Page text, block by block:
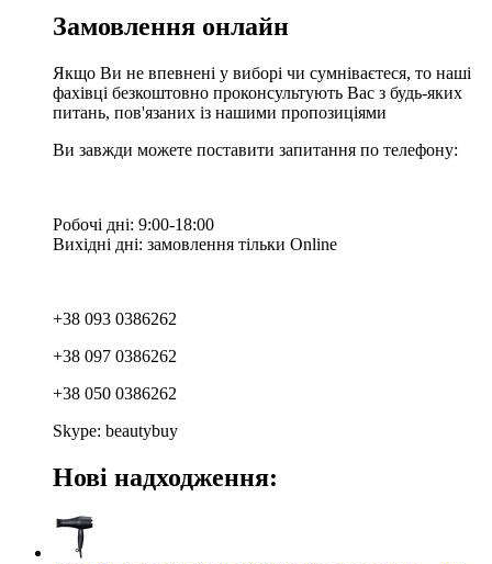
Замовлення онлайн
Якщо Ви не впевнені у виборі чи сумніваєтеся, то наші
фахівці безкоштовно проконсультують Вас з будь-яких
питань, пов'язаних із нашими пропозиціями
Ви завжди можете поставити запитання по телефону:
Робочі дні: 9:00-18:00
Вихідні дні: замовлення тільки Online
+38 093 0386262
+38 097 0386262
+38 050 0386262
Skype: beautybuy
Нові надходження: